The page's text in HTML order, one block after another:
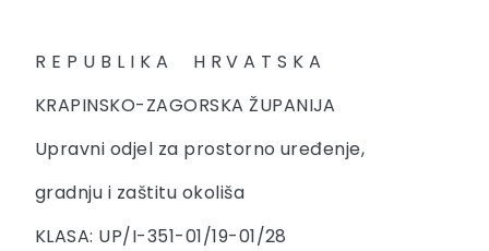
R E P U B L I K A H R V A T S K A
KRAPINSKO-ZAGORSKA ŽUPANIJA
Upravni odjel za prostorno uređenje,
gradnju i zaštitu okoliša
KLASA: UP/I-351-01/19-01/28